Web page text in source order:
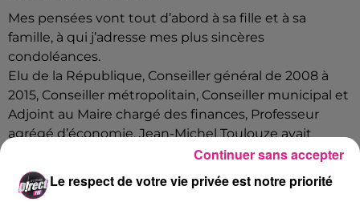
Mes pensées vont tout d’abord à sa fille et à sa
famille, à qui j’adresse mes plus sincères
condoléances.
Elu de la République, Conseiller général de 2008 à
2015, Conseiller métropolitain, Conseiller municipal et
Adjoint au Maire chargé des finances, Professeur
agrégé d’économie, Jean-Michel Toulouze avait
auparavant connu le monde de l’entreprise. Il était
un militant, toujours au contact de la population,
apprécié des habitants, notamment dans les
Le respect de votre vie privée est notre priorité
Continuer sans accepter